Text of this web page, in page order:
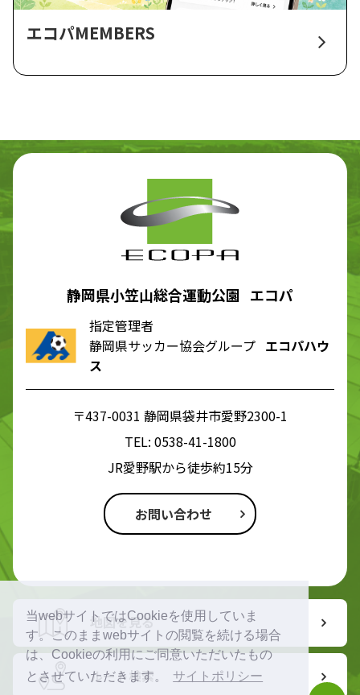
当webサイトではCookieを使用していま
す。このままwebサイトの閲覧を続ける場合
は、Cookieの利用にご同意いただいたもの
とさせていただきます。
サイトポリシー
エコパMEMBERS
静岡県小笠山総合運動公園 エコパ
指定管理者
静岡県サッカー協会グループ エコパハウ
ス
〒437-0031 静岡県袋井市愛野2300-1
TEL: 0538-41-1800
JR愛野駅から徒歩約15分
お問い合わせ
地図を見る
ルート検索